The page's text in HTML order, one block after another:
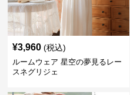
¥3,960 (税込)
ルームウェア 星空の夢見るレー
スネグリジェ